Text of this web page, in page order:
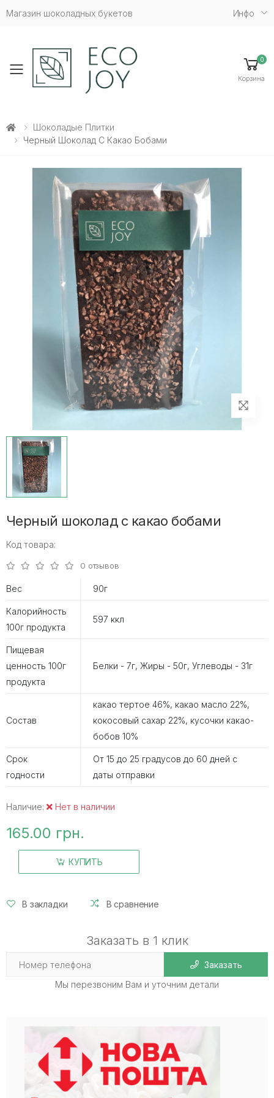
Магазин шоколадных букетов Инфо
Toggle mobile menu
0
Корзина
Шоколадые Плитки
Черный Шоколад С Какао Бобами
Черный шоколад с какао бобами
Код товара:
0 отзывов
Вес 90г
Калорийность
100г продукта
597 ккл
Пищевая
ценность 100г
продукта
Белки - 7г, Жиры - 50г, Углеводы - 31г
Состав
какао тертое 46%, какао масло 22%,
кокосовый сахар 22%, кусочки какао-
бобов 10%
Срок
годности
От 15 до 25 градусов до 60 дней с
даты отправки
Наличие: Нет в наличии
165.00 грн.
КУПИТЬ
В закладки В сравнение
Заказать в 1 клик
Заказать
Мы перезвоним Вам и уточним детали